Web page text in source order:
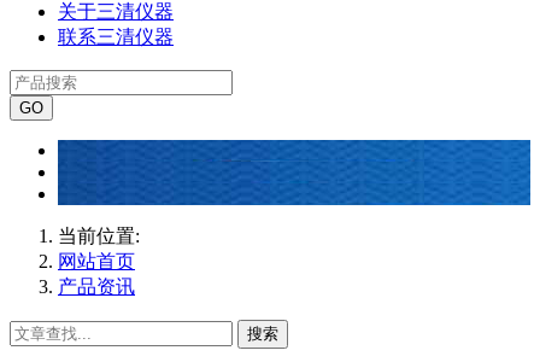
关于三清仪器
联系三清仪器
当前位置:
网站首页
产品资讯
搜索